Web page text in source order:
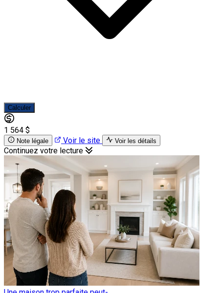
Calculer
1 564 $
Note légale Voir le site Voir les détails
Continuez votre lecture